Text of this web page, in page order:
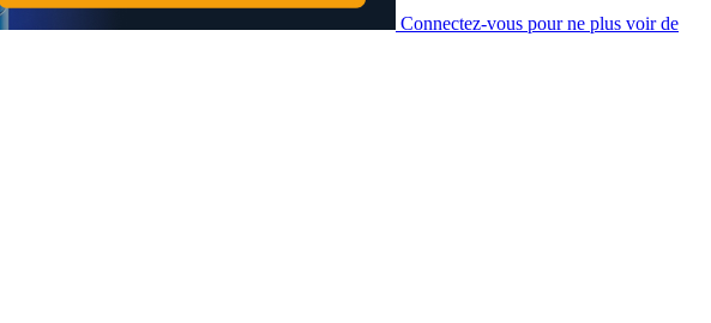
Connectez-vous pour ne plus voir de